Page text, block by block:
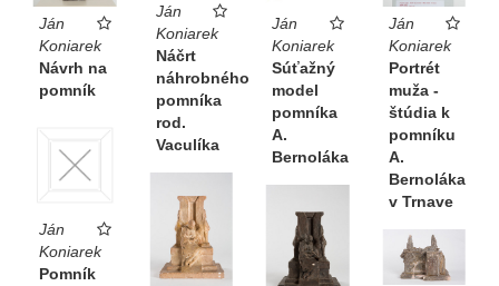
Ján
Koniarek
Návrh na
pomník
Ján
Koniarek
Náčrt
náhrobného
pomníka
rod.
Vaculíka
Ján
Koniarek
Súťažný
model
pomníka
A.
Bernoláka
Ján
Koniarek
Portrét
muža -
štúdia k
pomníku
A.
Bernoláka
v Trnave
Ján
Koniarek
Pomník